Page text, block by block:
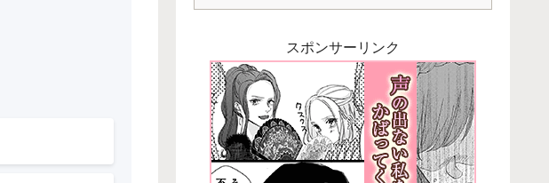
スポンサーリンク